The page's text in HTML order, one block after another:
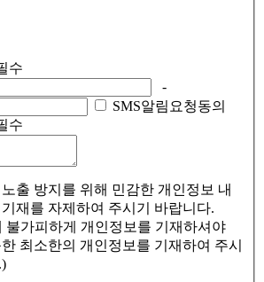
-
SMS알림요청동의
출 방지를 위해 민감한 개인정보 내
재를 자제하여 주시기 바랍니다.
불가피하게 개인정보를 기재하셔야
최소한의 개인정보를 기재하여 주시